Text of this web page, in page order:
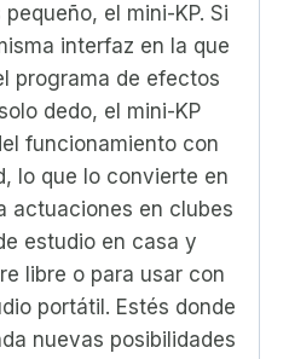
el mini-KP. Si
interfaz en la que
programa de efectos
dedo, el mini-KP
funcionamiento con
lo que lo convierte en
actuaciones en clubes
estudio en casa y
libre o para usar con
portátil. Estés donde
nuevas posibilidades